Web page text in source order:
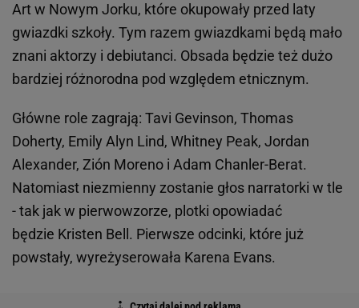
Art w Nowym Jorku, które okupowały przed laty
gwiazdki szkoły. Tym razem gwiazdkami będą mało
znani aktorzy i debiutanci. Obsada będzie też dużo
bardziej różnorodna pod względem etnicznym.
Główne role zagrają: Tavi Gevinson, Thomas
Doherty, Emily Alyn Lind, Whitney Peak, Jordan
Alexander, Zión Moreno i Adam Chanler-Berat.
Natomiast niezmienny zostanie głos narratorki w tle
- tak jak w pierwowzorze, plotki opowiadać
będzie Kristen Bell. Pierwsze odcinki, które już
powstały, wyreżyserowała Karena Evans.